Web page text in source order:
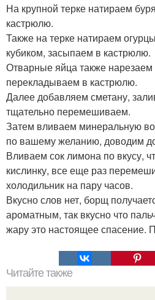
На крупной терке натираем
кастрюлю.
Также на терке натираем
кубиком, засыпаем в кастрюлю.
Отварные яйца также
перекладываем в кастрюлю.
Далее добавляем сметану,
тщательно перемешиваем.
Затем вливаем минеральную
по вашему желанию, доводим
Вливаем сок лимона по вкусу,
кислинку, все еще раз
холодильник на пару часов.
Вкусно слов нет, борщ
ароматным, так вкусно что
жару это настоящее спасение.
Читайте также